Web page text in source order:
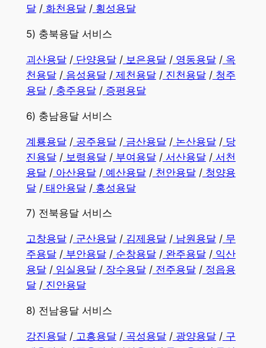
달/ 화천용달/ 횡성용달
5) 충북용달 서비스
괴산용달/ 단양용달/ 보은용달/ 영동용달/ 옥
천용달/ 음성용달/ 제천용달/ 진천용달/ 청주
용달/ 충주용달/ 증평용달
6) 충남용달 서비스
계룡용달/ 공주용달/ 금산용달/ 논산용달/ 당
진용달/ 보령용달/ 부여용달/ 서산용달/ 서천
용달/ 아산용달/ 예산용달/ 천안용달/ 청양용
달/ 태안용달/ 홍성용달
7) 전북용달 서비스
고창용달/ 군산용달/ 김제용달/ 남원용달/ 무
주용달/ 부안용달/ 순창용달/ 완주용달/ 익산
용달/ 임실용달/ 장수용달/ 전주용달/ 정읍용
달/ 진안용달
8) 전남용달 서비스
강진용달/ 고흥용달/ 곡성용달/ 광양용달/ 구